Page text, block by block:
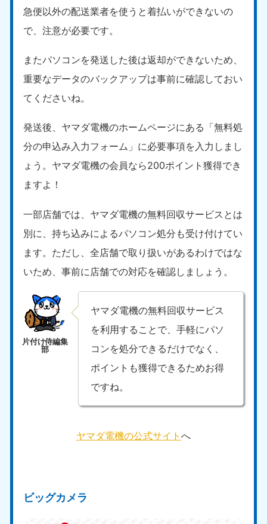
急便以外の配送業者を使うと着払いができないの
で、注意が必要です。
またパソコンを発送した後は返却ができないため、
重要なデータのバックアップは事前に確認しておい
てくださいね。
発送後、ヤマダ電機のホームページにある「無料処
分の申込み入力フォーム」に必要事項を入力しまし
ょう。ヤマダ電機の会員なら200ポイント獲得でき
ますよ！
一部店舗では、ヤマダ電機の無料回収サービスとは
別に、持ち込みによるパソコン処分も受け付けてい
ます。ただし、全店舗で取り扱いがあるわけではな
いため、事前に店舗での対応を確認しましょう。
ヤマダ電機の無料回収サービス
を利用することで、手軽にパソ
コンを処分できるだけでなく、
ポイントも獲得できるためお得
ですね。
ヤマダ電機の公式サイト へ
ビッグカメラ
北海道・東北
9:00〜19:00 年中無休 9:00〜19:00 年中無休
岩手県 秋田県
山形県
050-1881-5273